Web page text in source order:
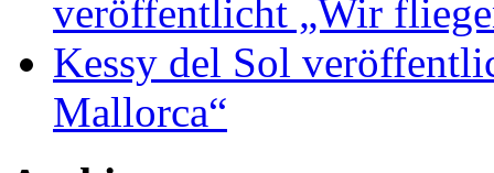
veröffentlicht „Wir
Kessy del Sol
Mallorca“